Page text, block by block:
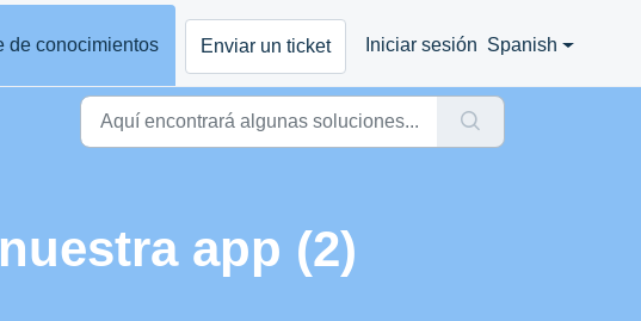
de conocimientos Enviar un ticket Iniciar sesión Spanish
app (2)